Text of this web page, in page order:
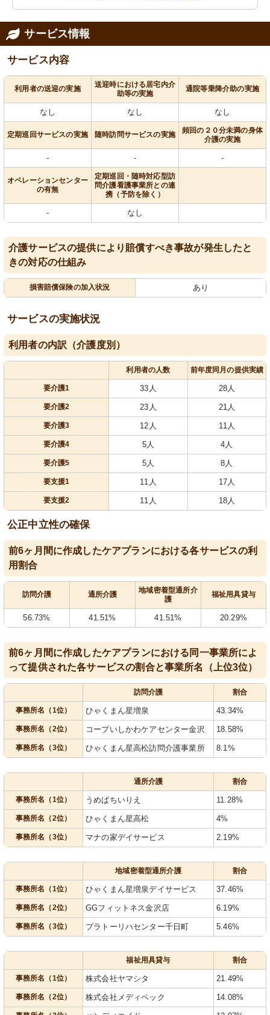
サービス情報
サービス内容
利用者の送迎の実施
送迎時における居宅内介
助等の実施
通院等乗降介助の実施
なし なし なし
定期巡回サービスの実施 随時訪問サービスの実施
頻回の２０分未満の身体
介護の実施
- - -
オペレーションセンター
の有無
定期巡回・随時対応型訪
問介護看護事業所との連
携（予防を除く）
- なし
介護サービスの提供により賠償すべき事故が発生したと
きの対応の仕組み
損害賠償保険の加入状況 あり
サービスの実施状況
利用者の内訳（介護度別）
利用者の人数 前年度同月の提供実績
要介護1 33人 28人
要介護2 23人 21人
要介護3 12人 11人
要介護4 5人 4人
要介護5 5人 8人
要支援1 11人 17人
要支援2 11人 18人
公正中立性の確保
前6ヶ月間に作成したケアプランにおける各サービスの利
用割合
訪問介護 通所介護
地域密着型通所介
護
福祉用具貸与
56.73% 41.51% 41.51% 20.29%
前6ヶ月間に作成したケアプランにおける同一事業所によ
って提供された各サービスの割合と事業所名（上位3位）
訪問介護 割合
事務所名（1位） ひゃくまん星増泉 43.34%
事務所名（2位） コープいしかわケアセンター金沢 18.58%
事務所名（3位） ひゃくまん星高松訪問介護事業所 8.1%
通所介護 割合
事務所名（1位） うめばちいりえ 11.28%
事務所名（2位） ひゃくまん星高松 4%
事務所名（3位） マナの家デイサービス 2.19%
地域密着型通所介護 割合
事務所名（1位） ひゃくまん星増泉デイサービス 37.46%
事務所名（2位） GGフィットネス金沢店 6.19%
事務所名（3位） プラトーリハセンター千日町 5.46%
福祉用具貸与 割合
事務所名（1位） 株式会社ヤマシタ 21.49%
事務所名（2位） 株式会社メディペック 14.08%